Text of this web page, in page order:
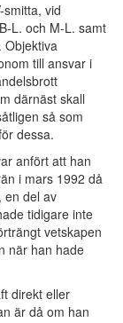
vid
L. och M-L. samt
Objektiva
till ansvar i
därnäst skall
så som
dessa.
anfört att han
i mars 1992 då
en del av
tidigare inte
vetskapen
när han hade
direkt eller
är då om han